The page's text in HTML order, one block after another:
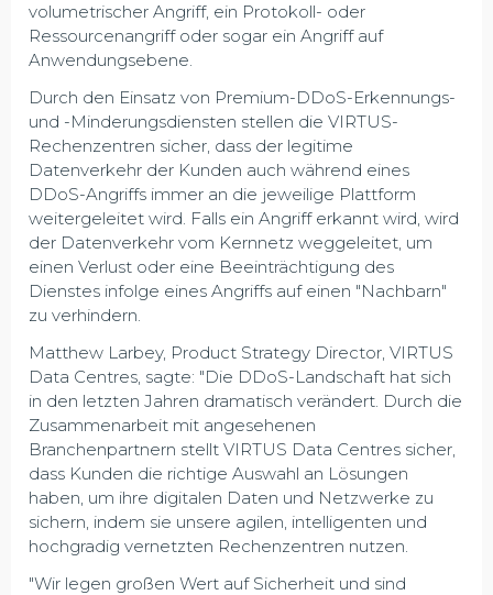
volumetrischer Angriff, ein Protokoll- oder
Ressourcenangriff oder sogar ein Angriff auf
Anwendungsebene.
Durch den Einsatz von Premium-DDoS-Erkennungs-
und -Minderungsdiensten stellen die VIRTUS-
Rechenzentren sicher, dass der legitime
Datenverkehr der Kunden auch während eines
DDoS-Angriffs immer an die jeweilige Plattform
weitergeleitet wird. Falls ein Angriff erkannt wird, wird
der Datenverkehr vom Kernnetz weggeleitet, um
einen Verlust oder eine Beeinträchtigung des
Dienstes infolge eines Angriffs auf einen "Nachbarn"
zu verhindern.
Matthew Larbey, Product Strategy Director, VIRTUS
Data Centres, sagte: "Die DDoS-Landschaft hat sich
in den letzten Jahren dramatisch verändert. Durch die
Zusammenarbeit mit angesehenen
Branchenpartnern stellt VIRTUS Data Centres sicher,
dass Kunden die richtige Auswahl an Lösungen
haben, um ihre digitalen Daten und Netzwerke zu
sichern, indem sie unsere agilen, intelligenten und
hochgradig vernetzten Rechenzentren nutzen.
"Wir legen großen Wert auf Sicherheit und sind